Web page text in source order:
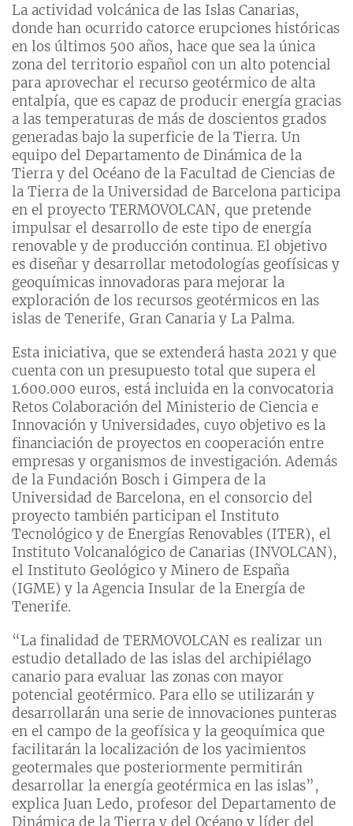
La actividad volcánica de las Islas Canarias,
donde han ocurrido catorce erupciones históricas
en los últimos 500 años, hace que sea la única
zona del territorio español con un alto potencial
para aprovechar el recurso geotérmico de alta
entalpía, que es capaz de producir energía gracias
a las temperaturas de más de doscientos grados
generadas bajo la superficie de la Tierra. Un
equipo del Departamento de Dinámica de la
Tierra y del Océano de la Facultad de Ciencias de
la Tierra de la Universidad de Barcelona participa
en el proyecto TERMOVOLCAN, que pretende
impulsar el desarrollo de este tipo de energía
renovable y de producción continua. El objetivo
es diseñar y desarrollar metodologías geofísicas y
geoquímicas innovadoras para mejorar la
exploración de los recursos geotérmicos en las
islas de Tenerife, Gran Canaria y La Palma.
Esta iniciativa, que se extenderá hasta 2021 y que
cuenta con un presupuesto total que supera el
1.600.000 euros, está incluida en la convocatoria
Retos Colaboración del Ministerio de Ciencia e
Innovación y Universidades, cuyo objetivo es la
financiación de proyectos en cooperación entre
empresas y organismos de investigación. Además
de la Fundación Bosch i Gimpera de la
Universidad de Barcelona, en el consorcio del
proyecto también participan el Instituto
Tecnológico y de Energías Renovables (ITER), el
Instituto Volcanalógico de Canarias (INVOLCAN),
el Instituto Geológico y Minero de España
(IGME) y la Agencia Insular de la Energía de
Tenerife.
“La finalidad de TERMOVOLCAN es realizar un
estudio detallado de las islas del archipiélago
canario para evaluar las zonas con mayor
potencial geotérmico. Para ello se utilizarán y
desarrollarán una serie de innovaciones punteras
en el campo de la geofísica y la geoquímica que
facilitarán la localización de los yacimientos
geotermales que posteriormente permitirán
desarrollar la energía geotérmica en las islas”,
explica Juan Ledo, profesor del Departamento de
Dinámica de la Tierra y del Océano y líder del